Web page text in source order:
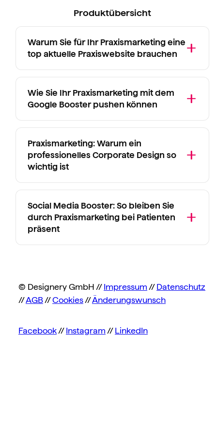
Produktübersicht
Warum Sie für Ihr Praxismarketing eine
top aktuelle Praxiswebsite brauchen
Wie Sie Ihr Praxismarketing mit dem
Google Booster pushen können
Praxismarketing: Warum ein
professionelles Corporate Design so
wichtig ist
Social Media Booster: So bleiben Sie
durch Praxismarketing bei Patienten
präsent
© Designery GmbH // Impressum // Datenschutz
//AGB //Cookies //Änderungswunsch
Facebook // Instagram // LinkedIn